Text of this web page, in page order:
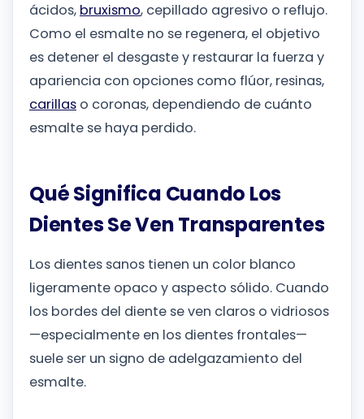
ácidos, bruxismo, cepillado agresivo o reflujo.
Como el esmalte no se regenera, el objetivo
es detener el desgaste y restaurar la fuerza y
apariencia con opciones como flúor, resinas,
carillas o coronas, dependiendo de cuánto
esmalte se haya perdido.
Qué Significa Cuando Los
Dientes Se Ven Transparentes
Los dientes sanos tienen un color blanco
ligeramente opaco y aspecto sólido. Cuando
los bordes del diente se ven claros o vidriosos
—especialmente en los dientes frontales—
suele ser un signo de adelgazamiento del
esmalte.